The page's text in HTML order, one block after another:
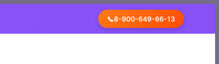
📞8-900-649-66-13